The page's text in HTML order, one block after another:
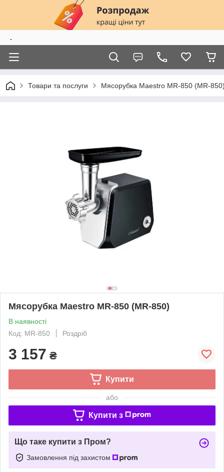
.
Товари та послуги Мясорубка Maestro MR-850 (MR-
Мясорубка Maestro MR-850 (MR-850)
В наявності
Код: MR-850
Роздріб
3 157 ₴
Купити
або
Купити з
Що таке купити з Пром?
Замовлення під захистом